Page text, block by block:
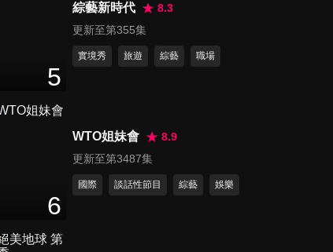
心
50
在家也能輕鬆享用下午茶！彌
絲炒大腸！
46分鐘
5
綜藝新時代
8.3
更新至第355集
實境秀 旅遊 綜藝 職場
6
WTO姐妹會
8.9
更新至第3487集
國際 談話性節目 綜藝 娛樂